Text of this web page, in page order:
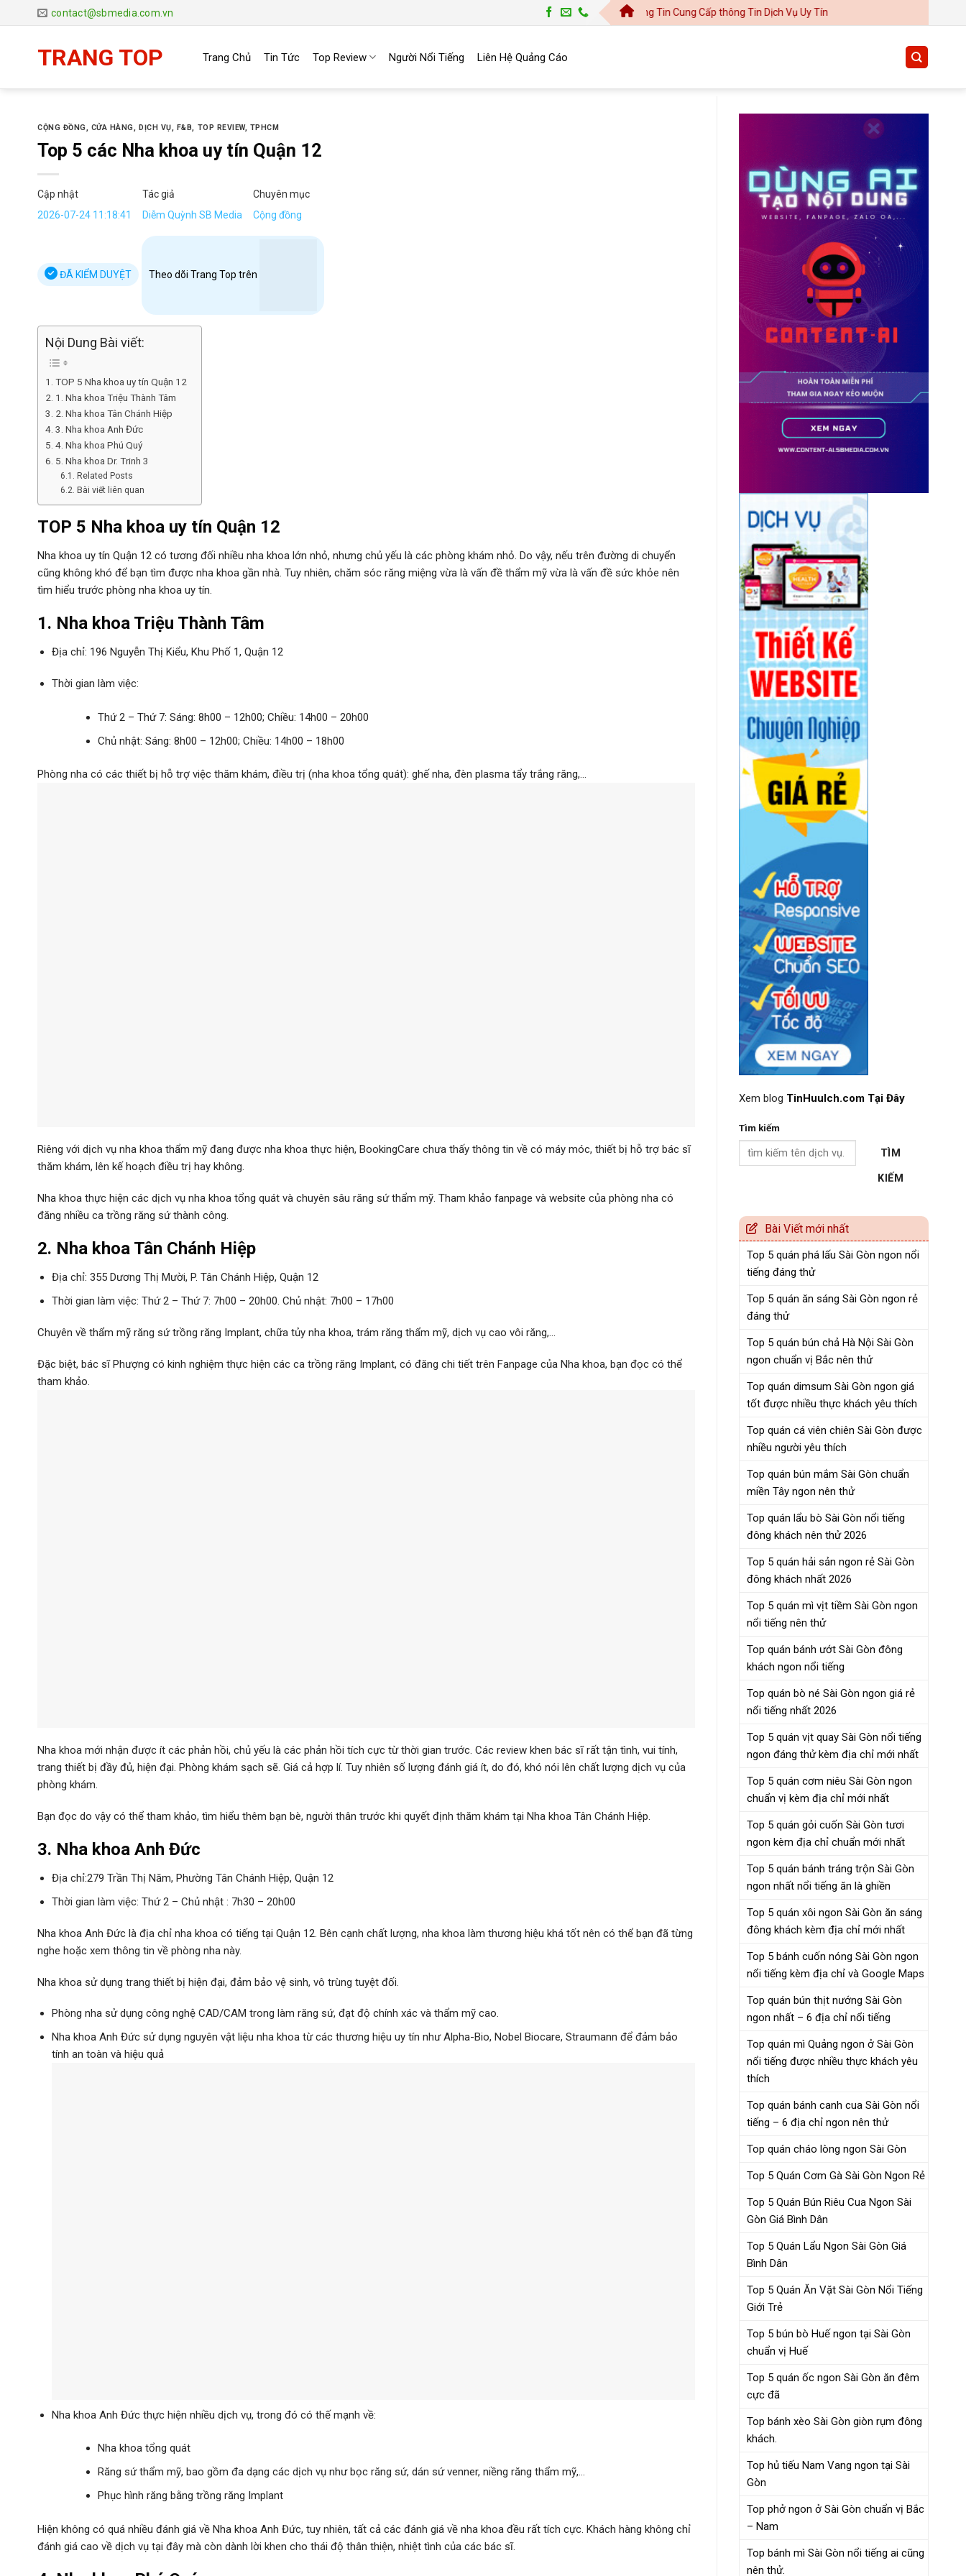
đến
contact@sbmedia.com.vn Trang Top | Cổng Thông Tin Cung Cấp thông Tin Dịch Vụ Uy Tín
TRANG TOP Trang Chủ Tin Tức Top Review Người Nổi Tiếng Liên Hệ Quảng Cáo
CỘNG ĐỒNG CỬA HÀNG ,DỊCH VỤ F&B TOP REVIEW, TPHCM
Top 5 các Nha khoa uy tín Quận 12
Cập nhật
2026-07-24 11:18:41
Tác giả
Diễm Quỳnh SB Media
Chuyên mục
Cộng đồng
ĐÃ KIỂM DUYỆT Theo dõi Trang Top trên
Nội Dung Bài viết:
TOP 5 Nha khoa uy tín Quận 12
1. Nha khoa Triệu Thành Tâm
2. Nha khoa Tân Chánh Hiệp
3. Nha khoa Anh Đức
4. Nha khoa Phú Quý
5. Nha khoa Dr. Trinh 3
Related Posts
Bài viết liên quan
TOP 5 Nha khoa uy tín Quận 12
Nha khoa uy tín Quận 12 có tương đối nhiều nha khoa lớn nhỏ, nhưng chủ yếu là các phòng khám nhỏ. Do vậy, nếu trên đường di chuyển
cũng không khó để bạn tìm được nha khoa gần nhà. Tuy nhiên, chăm sóc răng miệng vừa là vấn đề thẩm mỹ vừa là vấn đề sức khỏe nên
tìm hiểu trước phòng nha khoa uy tín.
1. Nha khoa Triệu Thành Tâm
Địa chỉ: 196 Nguyễn Thị Kiểu, Khu Phố 1, Quận 12
Thời gian làm việc:
Thứ 2 – Thứ 7: Sáng: 8h00 – 12h00; Chiều: 14h00 – 20h00
Chủ nhật: Sáng: 8h00 – 12h00; Chiều: 14h00 – 18h00
Phòng nha có các thiết bị hỗ trợ việc thăm khám, điều trị (nha khoa tổng quát): ghế nha, đèn plasma tẩy trắng răng,…
Riêng với dịch vụ nha khoa thẩm mỹ đang được nha khoa thực hiện, BookingCare chưa thấy thông tin về có máy móc, thiết bị hỗ trợ bác sĩ
thăm khám, lên kế hoạch điều trị hay không.
Nha khoa thực hiện các dịch vụ nha khoa tổng quát và chuyên sâu răng sứ thẩm mỹ. Tham khảo fanpage và website của phòng nha có
đăng nhiều ca trồng răng sứ thành công.
2. Nha khoa Tân Chánh Hiệp
Địa chỉ: 355 Dương Thị Mười, P. Tân Chánh Hiệp, Quận 12
Thời gian làm việc: Thứ 2 – Thứ 7: 7h00 – 20h00. Chủ nhật: 7h00 – 17h00
Chuyên về thẩm mỹ răng sứ trồng răng Implant, chữa tủy nha khoa, trám răng thẩm mỹ, dịch vụ cao vôi răng,…
Đặc biệt, bác sĩ Phượng có kinh nghiệm thực hiện các ca trồng răng Implant, có đăng chi tiết trên Fanpage của Nha khoa, bạn đọc có thể
tham khảo.
Nha khoa mới nhận được ít các phản hồi, chủ yếu là các phản hồi tích cực từ thời gian trước. Các review khen bác sĩ rất tận tình, vui tính,
trang thiết bị đầy đủ, hiện đại. Phòng khám sạch sẽ. Giá cả hợp lí. Tuy nhiên số lượng đánh giá ít, do đó, khó nói lên chất lượng dịch vụ của
phòng khám.
Bạn đọc do vậy có thể tham khảo, tìm hiểu thêm bạn bè, người thân trước khi quyết định thăm khám tại Nha khoa Tân Chánh Hiệp.
3. Nha khoa Anh Đức
Địa chỉ:279 Trần Thị Năm, Phường Tân Chánh Hiệp, Quận 12
Thời gian làm việc: Thứ 2 – Chủ nhật : 7h30 – 20h00
Nha khoa Anh Đức là địa chỉ nha khoa có tiếng tại Quận 12. Bên cạnh chất lượng, nha khoa làm thương hiệu khá tốt nên có thể bạn đã từng
nghe hoặc xem thông tin về phòng nha này.
Nha khoa sử dụng trang thiết bị hiện đại, đảm bảo vệ sinh, vô trùng tuyệt đối.
Phòng nha sử dụng công nghệ CAD/CAM trong làm răng sứ, đạt độ chính xác và thẩm mỹ cao.
Nha khoa Anh Đức sử dụng nguyên vật liệu nha khoa từ các thương hiệu uy tín như Alpha-Bio, Nobel Biocare, Straumann để đảm bảo
tính an toàn và hiệu quả
Nha khoa Anh Đức thực hiện nhiều dịch vụ, trong đó có thế mạnh về:
Nha khoa tổng quát
Răng sứ thẩm mỹ, bao gồm đa dạng các dịch vụ như bọc răng sứ, dán sứ venner, niềng răng thẩm mỹ,…
Phục hình răng bằng trồng răng Implant
Hiện không có quá nhiều đánh giá về Nha khoa Anh Đức, tuy nhiên, tất cả các đánh giá về nha khoa đều rất tích cực. Khách hàng không chỉ
đánh giá cao về dịch vụ tại đây mà còn dành lời khen cho thái độ thân thiện, nhiệt tình của các bác sĩ.
Xem blog TinHuuIch.com Tại Đây
Tìm kiếm
TÌM
KIẾM
Bài Viết mới nhất
Top 5 quán phá lấu Sài Gòn ngon nổi
tiếng đáng thử
Top 5 quán ăn sáng Sài Gòn ngon rẻ
đáng thử
Top 5 quán bún chả Hà Nội Sài Gòn
ngon chuẩn vị Bắc nên thử
Top quán dimsum Sài Gòn ngon giá
tốt được nhiều thực khách yêu thích
Top quán cá viên chiên Sài Gòn được
nhiều người yêu thích
Top quán bún mắm Sài Gòn chuẩn
miền Tây ngon nên thử
Top quán lẩu bò Sài Gòn nổi tiếng
đông khách nên thử 2026
Top 5 quán hải sản ngon rẻ Sài Gòn
đông khách nhất 2026
Top 5 quán mì vịt tiềm Sài Gòn ngon
nổi tiếng nên thử
Top quán bánh ướt Sài Gòn đông
khách ngon nổi tiếng
Top quán bò né Sài Gòn ngon giá rẻ
nổi tiếng nhất 2026
Top 5 quán vịt quay Sài Gòn nổi tiếng
ngon đáng thử kèm địa chỉ mới nhất
Top 5 quán cơm niêu Sài Gòn ngon
chuẩn vị kèm địa chỉ mới nhất
Top 5 quán gỏi cuốn Sài Gòn tươi
ngon kèm địa chỉ chuẩn mới nhất
Top 5 quán bánh tráng trộn Sài Gòn
ngon nhất nổi tiếng ăn là ghiền
Top 5 quán xôi ngon Sài Gòn ăn sáng
đông khách kèm địa chỉ mới nhất
Top 5 bánh cuốn nóng Sài Gòn ngon
nổi tiếng kèm địa chỉ và Google Maps
Top quán bún thịt nướng Sài Gòn
ngon nhất – 6 địa chỉ nổi tiếng
Top quán mì Quảng ngon ở Sài Gòn
nổi tiếng được nhiều thực khách yêu
thích
Top quán bánh canh cua Sài Gòn nổi
tiếng – 6 địa chỉ ngon nên thử
Top quán cháo lòng ngon Sài Gòn
Top 5 Quán Cơm Gà Sài Gòn Ngon Rẻ
Top 5 Quán Bún Riêu Cua Ngon Sài
Gòn Giá Bình Dân
Top 5 Quán Lẩu Ngon Sài Gòn Giá
Bình Dân
Top 5 Quán Ăn Vặt Sài Gòn Nổi Tiếng
Giới Trẻ
Top 5 bún bò Huế ngon tại Sài Gòn
chuẩn vị Huế
Top 5 quán ốc ngon Sài Gòn ăn đêm
cực đã
Top bánh xèo Sài Gòn giòn rụm đông
khách.
Top hủ tiếu Nam Vang ngon tại Sài
Gòn
Top phở ngon ở Sài Gòn chuẩn vị Bắc
– Nam
Top bánh mì Sài Gòn nổi tiếng ai cũng
nên thử.